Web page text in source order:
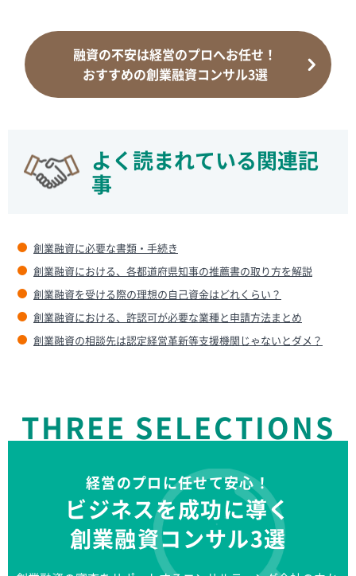
融資の不安は経営のプロへお任せ！
おすすめの創業融資コンサル3選
よく読まれている関連記
事
創業融資に必要な書類・手続き
創業融資における、各都道府県知事の推薦書の取り方を解説
創業融資を受ける際の理想の自己資金はどれくらい？
創業融資における、許認可が必要な業種と申請方法まとめ
創業融資の相談先は認定経営革新等支援機関じゃないとダメ？
THREE SELECTIONS
経営のプロに任せて安心！
ビジネスを成功に導く
創業融資コンサル3選